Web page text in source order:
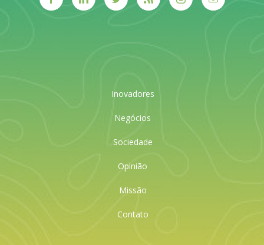
Inovadores
Negócios
Sociedade
Opinião
Missão
Contato